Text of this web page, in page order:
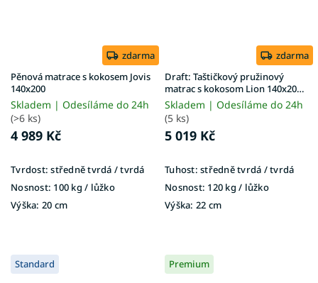
zdarma
Pěnová matrace s kokosem Jovis
140x200
Skladem | Odesíláme do 24h
(>6 ks)
4 989 Kč
Tvrdost: středně tvrdá / tvrdá
Nosnost: 100 kg ​​​​​/ lůžko
Výška: 20 cm
zdarma
Draft: Taštičkový pružinový
matrac s kokosom Lion 140x200 -
poťah Gold
Skladem | Odesíláme do 24h
(5 ks)
5 019 Kč
Tuhost: středně tvrdá / tvrdá
Nosnost: 120 kg ​​​​​/ lůžko
Výška: 22 cm
Standard Premium